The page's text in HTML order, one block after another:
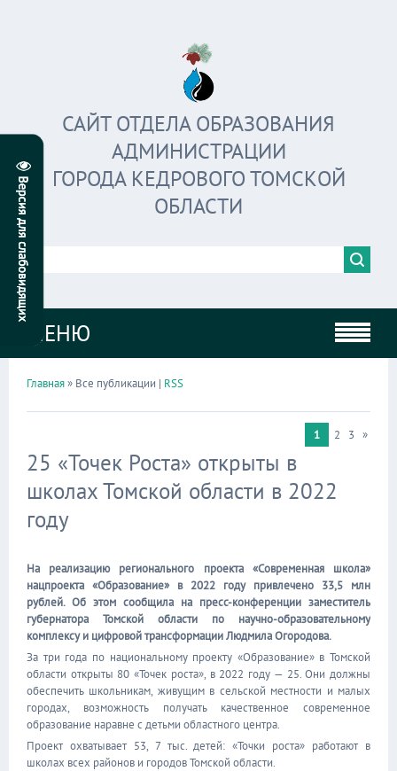
САЙТ ОТДЕЛА ОБРАЗОВАНИЯ
АДМИНИСТРАЦИИ
ГОРОДА КЕДРОВОГО ТОМСКОЙ
ОБЛАСТИ
МЕНЮ
Главная» Все публикации | RSS
1 2 3 »
25 «Точек Роста» открыты в
школах Томской области в 2022
году
На реализацию регионального проекта «Современная школа»
нацпроекта «Образование» в 2022 году привлечено 33,5 млн
рублей. Об этом сообщила на пресс-конференции заместитель
губернатора Томской области по научно-образовательному
комплексу и цифровой трансформации Людмила Огородова.
За три года по национальному проекту «Образование» в Томской
области открыты 80 «Точек роста», в 2022 году — 25. Они должны
обеспечить школьникам, живущим в сельской местности и малых
городах, возможность получать качественное современное
образование наравне с детьми областного центра.
Проект охватывает 53, 7 тыс. детей: «Точки роста» работают в
школах всех районов и городов Томской области.